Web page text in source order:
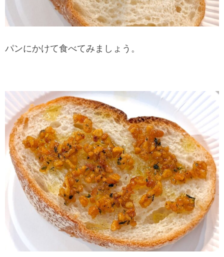
パンにかけて食べてみましょう。